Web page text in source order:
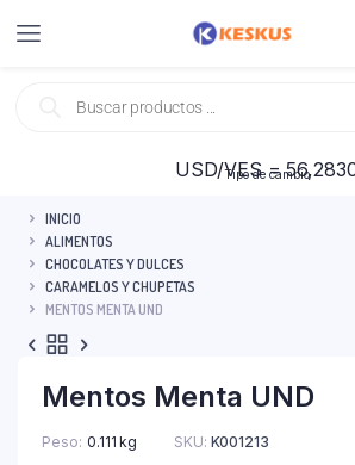
Tipo de cambio
USD/VES =
INICIO
ALIMENTOS
CHOCOLATES Y DULCES
CARAMELOS Y CHUPETAS
MENTOS MENTA UND
Mentos Menta UND
Peso 0.111 kg SKU: K001213